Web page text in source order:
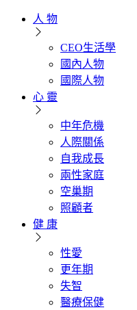
人 物
CEO生活學
國內人物
國際人物
心 靈
中年危機
人際關係
自我成長
兩性家庭
空巢期
照顧者
健 康
性愛
更年期
失智
醫療保健